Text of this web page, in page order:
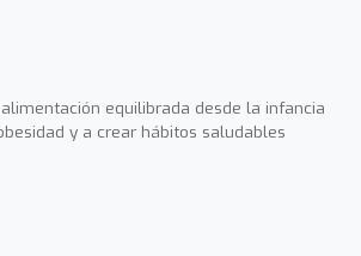
equilibrada desde la infancia
y a crear hábitos saludables